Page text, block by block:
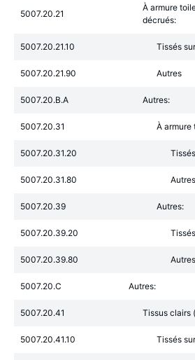
5007.20.21
À armure
décrués:
5007.20.21.10 Tissés
5007.20.21.90 Autres
5007.20.B.A Autres:
5007.20.31 À armure
5007.20.31.20
5007.20.31.80 Autres
5007.20.39 Autres:
5007.20.39.20
5007.20.39.80 Autres
5007.20.C Autres:
5007.20.41 Tissus clairs
5007.20.41.10 Tissés